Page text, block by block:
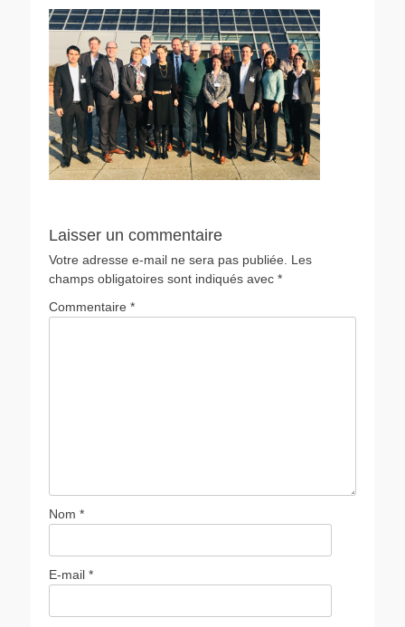
Laisser un commentaire
Votre adresse e-mail ne sera pas publiée.
Les
champs obligatoires sont indiqués avec *
Commentaire *
Nom *
E-mail *